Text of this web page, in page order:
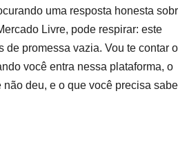
uma resposta honesta
Livre, pode respirar: este
de promessa vazia. Vou te contar o
você entra nessa plataforma, o
deu, e o que você precisa